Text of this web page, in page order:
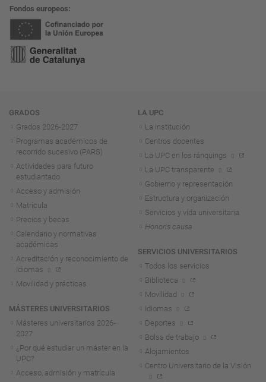
Fondos europeos
Navegación
GRADOS
Grados 2026-2027
Programas académicos de
recorrido sucesivo (PARS)
Actividades para futuro
estudiantado
Acceso y admisión
Matrícula
Precios y becas
Calendario y normativas
académicas
Acreditación y reconocimiento de
idiomas
Movilidad y prácticas
MÁSTERES UNIVERSITARIOS
Másteres universitarios 2026-
2027
¿Por qué estudiar un máster en la
UPC?
Acceso, admisión y matrícula
LA UPC
La institución
Centros docentes
La UPC en los ránquings
La UPC transparente
Gobierno y representación
Estructura y organización
Servicios y vida universitaria
Honoris causa
SERVICIOS UNIVERSITARIOS
Todos los servicios
Biblioteca
Movilidad
Idiomas
Deportes
Bolsa de trabajo
Alojamientos
Centro Universitario de la Visión